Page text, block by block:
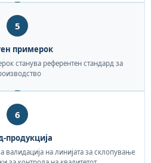
5
примерок
станува референтен стандард за
6
продукција
валидација на линијата за склопување